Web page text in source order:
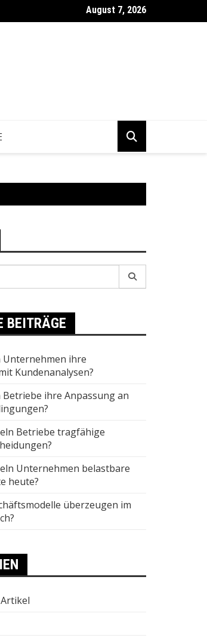
tragfähige Geschäftsentscheidungen?
August 7, 2026
BEITRÄGE
Unternehmen ihre
Kundenanalysen?
ihre Anpassung an
Betriebe tragfähige
Unternehmen belastbare
heute?
überzeugen im